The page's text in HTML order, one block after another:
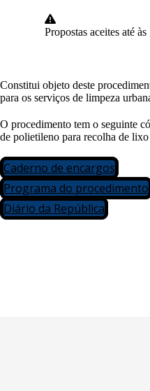
Propostas aceites até
Constitui objeto deste
para os serviços de limpeza
O procedimento tem o seguinte
de polietileno para recolha de lixo
Caderno de encargos
Programa do procedimento
Diário da República